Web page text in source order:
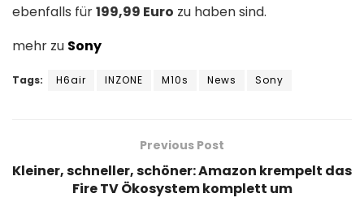
ebenfalls für199,99 Euro zu haben sind.
mehr zu Sony
Tags: H6air INZONE M10s News Sony
Previous Post
Kleiner, schneller, schöner: Amazon krempelt das
Fire TV Ökosystem komplett um